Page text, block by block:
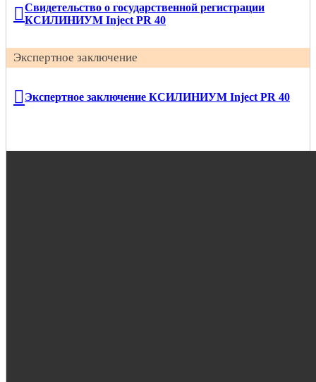
Свидетельство о государственной регистрации
КСИЛИНИУМ Inject PR 40
Экспертное заключение
Экспертное заключение КСИЛИНИУМ Inject PR 40